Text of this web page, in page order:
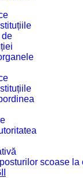
de
scoase la